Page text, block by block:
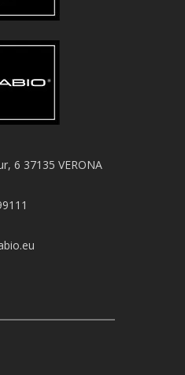
6 37135 VERONA